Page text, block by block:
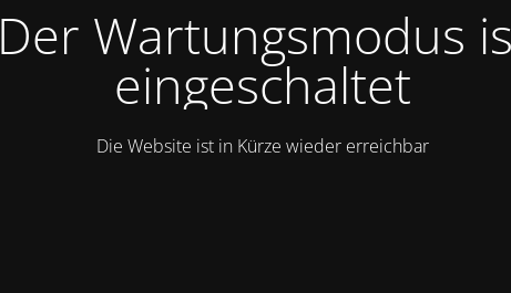
Der Wartungsmodus
eingeschaltet
Die Website ist in Kürze wieder erreichbar